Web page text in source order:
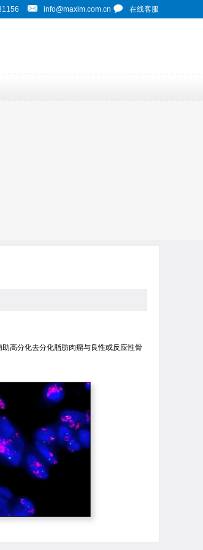
info@maxim.com.cn 在线客服
高分化去分化脂肪肉瘤与良性或反应性骨